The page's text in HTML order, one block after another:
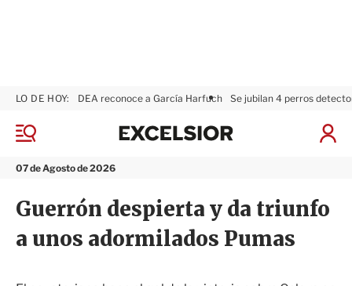
M
n
07 de Agosto de 2026
LO DE HOY: DEA reconoce a García Harfuch Se jubilan 4 perros
I
a
x
s
i
o
r
Guerrón despierta y da triunfo
a unos adormilados Pumas